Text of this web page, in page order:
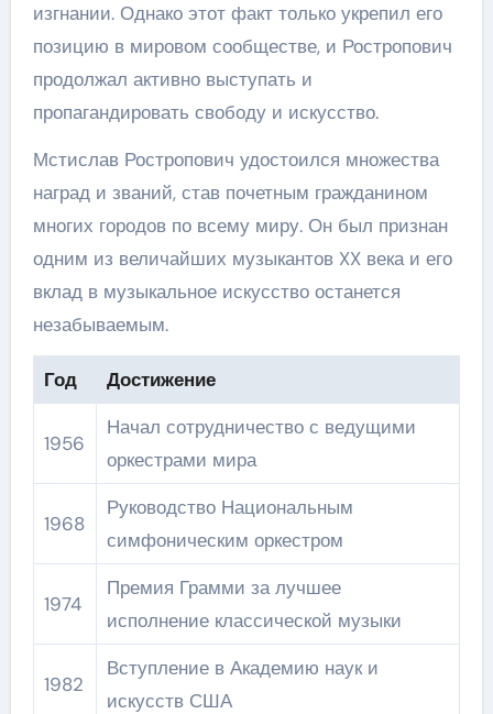
изгнании. Однако этот факт только укрепил его
позицию в мировом сообществе, и Ростропович
продолжал активно выступать и
пропагандировать свободу и искусство.
Мстислав Ростропович удостоился множества
наград и званий, став почетным гражданином
многих городов по всему миру. Он был признан
одним из величайших музыкантов XX века и его
вклад в музыкальное искусство останется
незабываемым.
Год Достижение
1956
Начал сотрудничество с ведущими
оркестрами мира
1968
Руководство Национальным
симфоническим оркестром
1974
Премия Грамми за лучшее
исполнение классической музыки
1982
Вступление в Академию наук и
искусств США